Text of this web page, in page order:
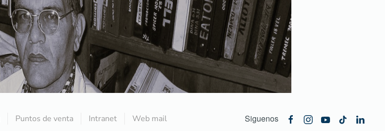
Puntos de venta Intranet Web mail Siguenos